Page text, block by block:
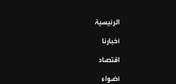
الرئيسية
أخبارنا
اقتصاد
أضواء